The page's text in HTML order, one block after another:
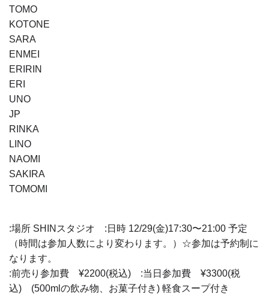
TOMO
KOTONE
SARA
ENMEI
ERIRIN
ERI
UNO
JP
RINKA
LINO
NAOMI
SAKIRA
TOMOMI
:場所 SHINスタジオ :日時 12/29(金)17:30〜21:00 予定
（時間は参加人数により変わります。）☆参加は予約制に
なります。
:前売り参加費 ¥2200(税込) :当日参加費 ¥3300(税
込) (500mlの飲み物、お菓子付き) 軽食スープ付き